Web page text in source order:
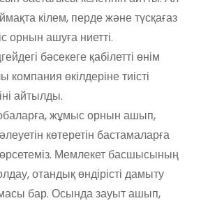
кілем, перде және түсқағаз
орнын ашуға ниетті.
бәсекеге қабілетті өнім
компания өкілдеріне тиісті
айтылды.
жұмыс орнын ашып,
әлеуетін көтеретін бастамаларға
Мемлекет басшысының
отандық өндірісті дамыту
бар. Осында зауыт ашып,